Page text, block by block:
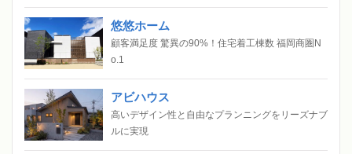
悠悠ホーム
顧客満足度 驚異の90%！住宅着工棟数 福岡商圏N
o.1
アビハウス
高いデザイン性と自由なプランニングをリーズナブ
ルに実現